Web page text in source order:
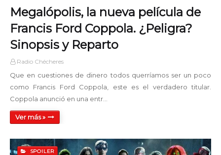
Megalópolis, la nueva película de
Francis Ford Coppola. ¿Peligra?
Sinopsis y Reparto
Radio Chécheres
Que en cuestiones de dinero todos querríamos ser un poco
como Francis Ford Coppola, este es el verdadero titular.
Coppola anunció en una entr…
Ver más »
SPOILER